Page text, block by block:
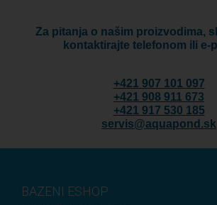
Za pitanja o našim proizvodima,
kontaktirajte telefonom ili e-
+421 907 101 097
+421 908 911 673
+421 917 530 185
servis@aquapond.sk
BAZENI ESHOP